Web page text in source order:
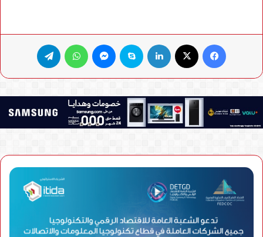
فيسبوك لينكدإن سكايب ماسنجر واتساب